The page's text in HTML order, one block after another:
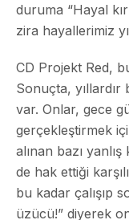
duruma “Hayal
zira hayallerimiz
CD Projekt Red,
Sonuçta,
var. Onlar, gece
gerçekleştirmek
alınan bazı
de hak ettiği
bu kadar çalışıp
üzücü!” diyerek